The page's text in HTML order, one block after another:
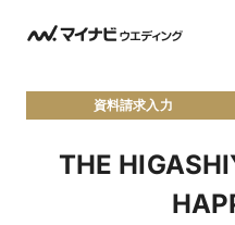
資料請求入力
THE